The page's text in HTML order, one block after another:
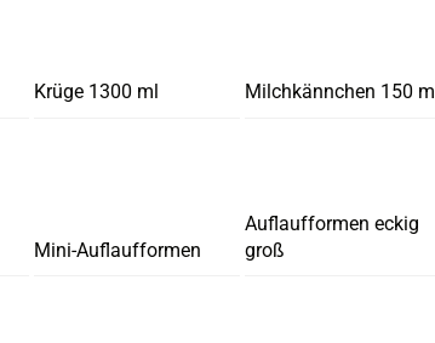
Krüge 1300 ml Milchkännchen 150 ml
Mini-Auflaufformen
Auflaufformen eckig
groß